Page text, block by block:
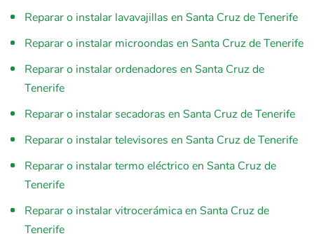
Reparar o instalar lavavajillas en Santa Cruz de Tenerife
Reparar o instalar microondas en Santa Cruz de Tenerife
Reparar o instalar ordenadores en Santa Cruz de
Tenerife
Reparar o instalar secadoras en Santa Cruz de Tenerife
Reparar o instalar televisores en Santa Cruz de Tenerife
Reparar o instalar termo eléctrico en Santa Cruz de
Tenerife
Reparar o instalar vitrocerámica en Santa Cruz de
Tenerife